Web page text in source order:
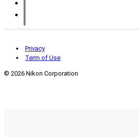
Privacy
Term of Use
© 2026 Nikon Corporation